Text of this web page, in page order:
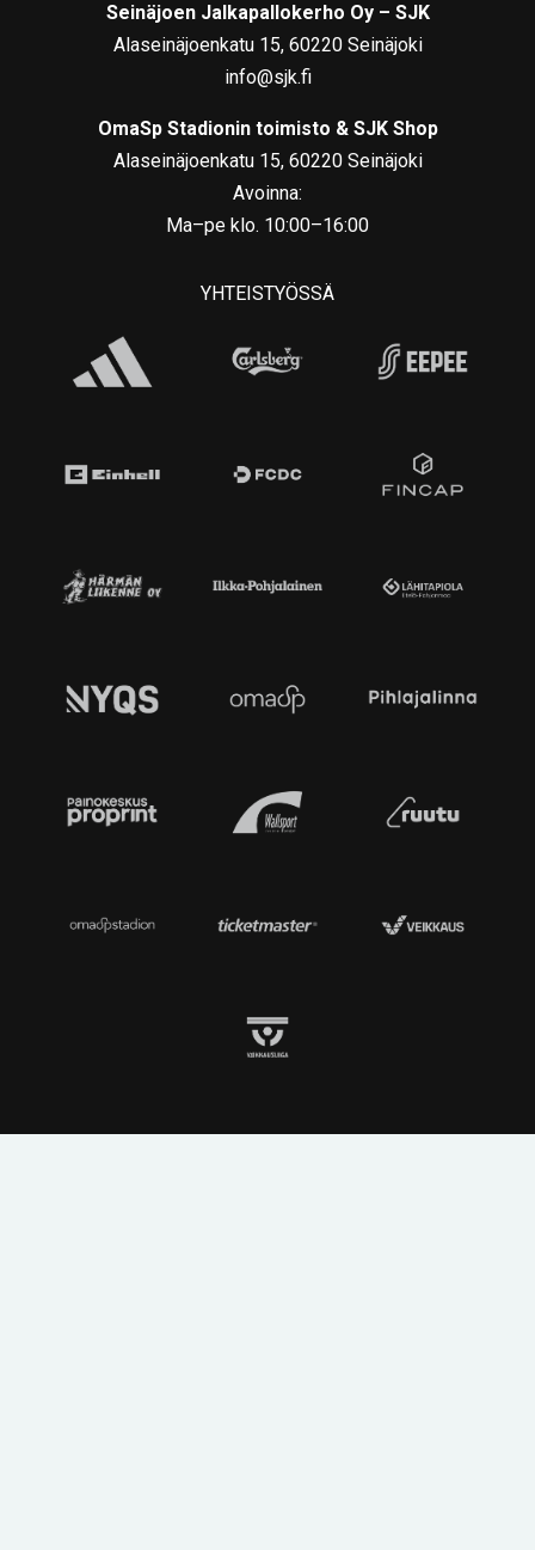
Seinäjoen Jalkapallokerho Oy – SJK
Alaseinäjoenkatu 15, 60220 Seinäjoki
info@sjk.fi
OmaSp Stadionin toimisto & SJK Shop
Alaseinäjoenkatu 15, 60220 Seinäjoki
Avoinna:
Ma–pe klo. 10:00–16:00
YHTEISTYÖSSÄ